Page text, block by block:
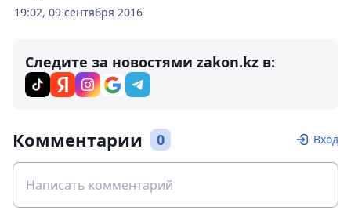
19:02, 09 сентября 2016
Следите за новостями zakon.kz в:
Комментарии 0 Вход